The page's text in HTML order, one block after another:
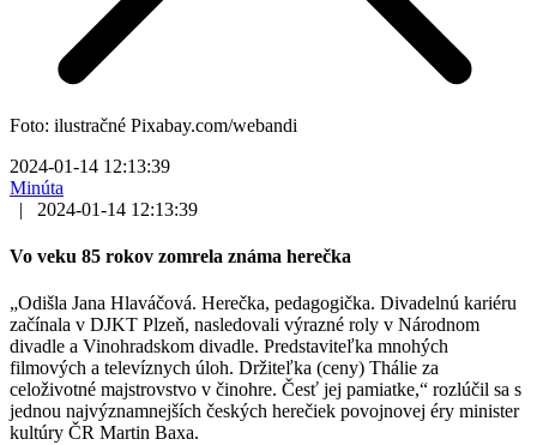
Foto: ilustračné Pixabay.com/webandi
2024-01-14 12:13:39
Minúta
|
2024-01-14 12:13:39
Vo veku 85 rokov zomrela známa herečka
„Odišla Jana Hlaváčová. Herečka, pedagogička. Divadelnú kariéru
začínala v DJKT Plzeň, nasledovali výrazné roly v Národnom
divadle a Vinohradskom divadle. Predstaviteľka mnohých
filmových a televíznych úloh. Držiteľka (ceny) Thálie za
celoživotné majstrovstvo v činohre. Česť jej pamiatke,“ rozlúčil sa s
jednou najvýznamnejších českých herečiek povojnovej éry minister
kultúry ČR Martin Baxa.